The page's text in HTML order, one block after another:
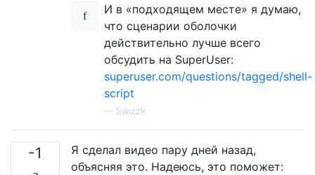
И в «подходящем месте» я думаю,
что сценарии оболочки
действительно лучше всего
обсудить на SuperUser:
superuser.com/questions/tagged/shell-
script
— Swizzlr
-1
Я сделал видео пару дней назад,
объясняя это. Надеюсь, это поможет: